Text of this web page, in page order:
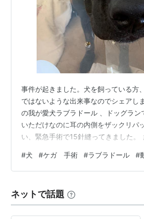
事件が起きました。犬を飼っている方
ではないような出来事なのでシェアし
の我が愛犬ラブラドール 、ドッグラン
いただけなのに耳の内側をザックリパ
い、緊急手術で15針縫ってきました。
治って欲しい…あぁ… と、いうわけで
いう時の動物病院 この2点について、
飼っている方、そしで犬を飼っていて
方、皆さんいざという時に備えてくだ
#犬 #ケガ 手術 #ラブラドール #
ネットで話題